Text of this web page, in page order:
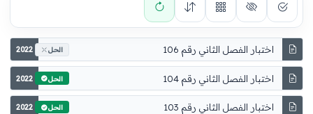
اختبار الفصل الثاني رقم 106 2022 الحل
اختبار الفصل الثاني رقم 104 2022 الحل
اختبار الفصل الثاني رقم 103 2022 الحل